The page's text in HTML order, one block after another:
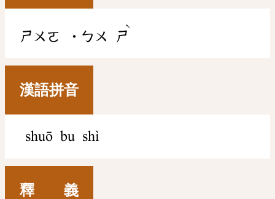
ㄕㄨㄛ ˙ㄅㄨ ㄕ
ˋ
漢語拼音
shuō bu shì
釋 義